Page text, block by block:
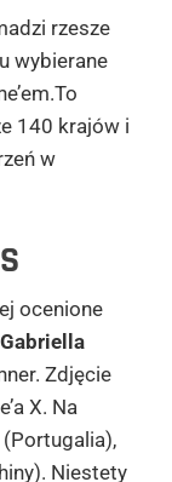
rzesze
wybierane
140 krajów i
w
ocenione
Gabriella
Zdjęcie
X. Na
Niestety